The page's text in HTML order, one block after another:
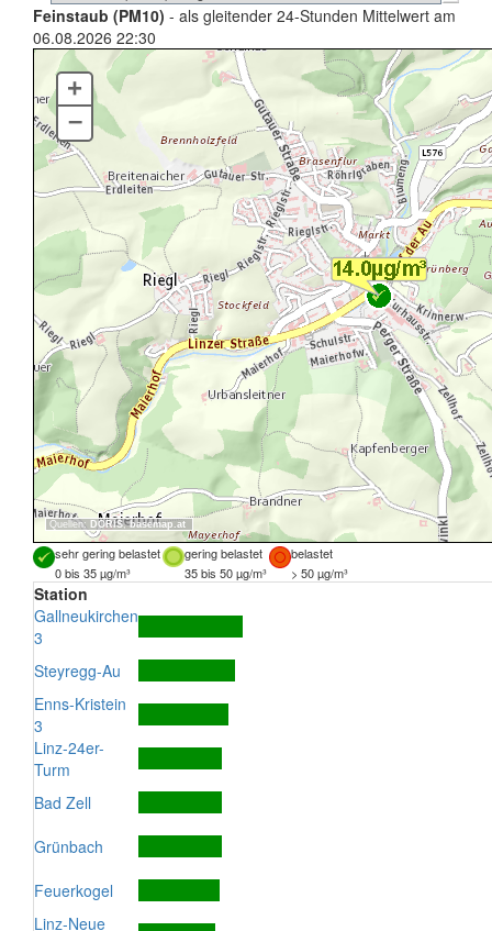
Feinstaub (PM10) - als gleitender 24-Stunden Mittelwert am
06.08.2026 22:30
Quellen: DORIS,basemap.at
+
–
sehr gering belastet gering belastet
belastet
0 bis 35 µg/m³
35 bis 50 µg/m³ > 50 µg/m³
Station
Gallneukirchen
3
Steyregg-Au
Enns-Kristein
3
Linz-24er-
Turm
Bad Zell
Grünbach
Feuerkogel
Linz-Neue